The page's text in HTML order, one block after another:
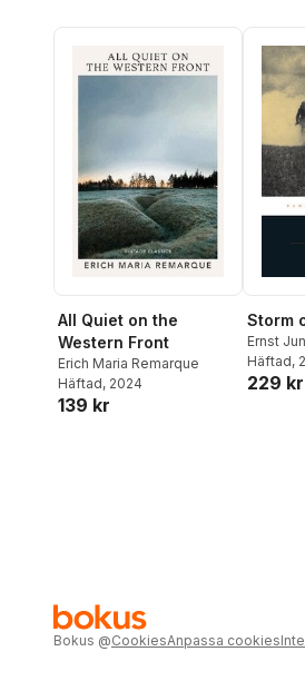
All Quiet on the
Western Front
Erich Maria Remarque
Häftad, 2024
139 kr
Storm
Ernst
Häftad,
229 kr
Bokus @CookiesAnpassa cookies